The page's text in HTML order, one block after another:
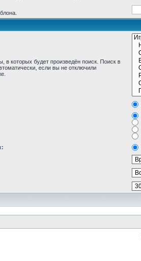
которых будет произведён поиск. Поиск в
если вы не отключили